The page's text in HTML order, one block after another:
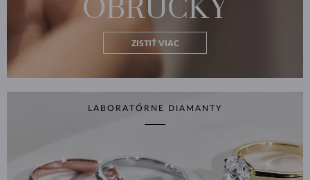
OBRÚČKY
ZISTIŤ VIAC
LABORATÓRNE DIAMANTY